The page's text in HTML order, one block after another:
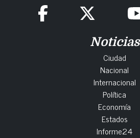
Noticias
Ciudad
Nacional
Internacional
Política
Economía
Estados
Informe24